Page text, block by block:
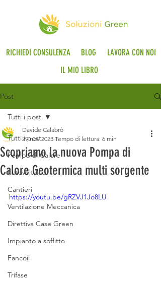
RICHIEDI CONSULENZA BLOG
LAVORA CON NOI
IL MIO LIBRO
Post
Tutti i post
Pompa di Calore
Fotovoltaico
Cantieri
Ventilazione Meccanica
Direttiva Case Green
Impianto a soffitto
Fancoil
Trifase
Tutti i post
Scopriamo la nuova Pompa di
Calore Geotermica multi sorgente
Davide Calabrò
29 nov 2023 Tempo di lettura: 6 min
https://youtu.be/gRZVJ1Jo8LU